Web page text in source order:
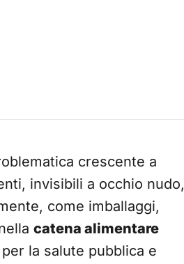
crescente a
invisibili a occhio nudo,
come imballaggi,
catena alimentare
la salute pubblica e